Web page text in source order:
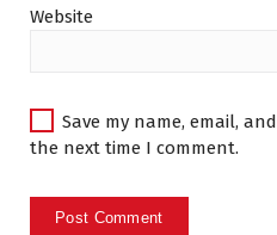
Website
Save my name, email,
the next time I comment.